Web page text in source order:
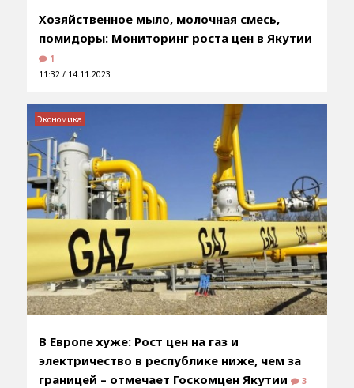
Хозяйственное мыло, молочная смесь,
помидоры: Мониторинг роста цен в Якутии
1
11:32 / 14.11.2023
В Европе хуже: Рост цен на газ и
электричество в республике ниже, чем за
границей – отмечает Госкомцен Якутии
3
Экономика